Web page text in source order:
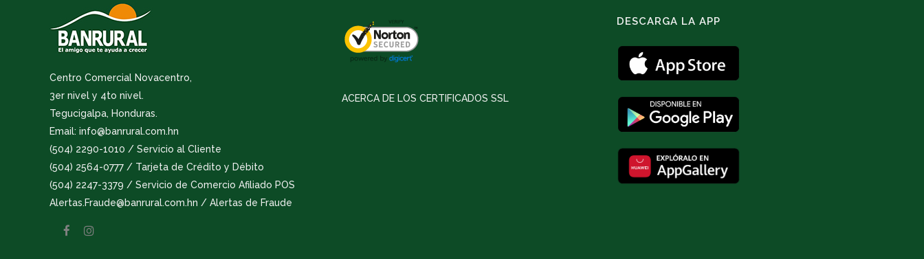
Centro Comercial Novacentro,
3er nivel y 4to nivel.
Tegucigalpa, Honduras.
Email: info@banrural.com.hn
(504) 2290-1010 / Servicio al Cliente
(504) 2564-0777 / Tarjeta de Crédito y Débito
(504) 2247-3379 / Servicio de Comercio Afiliado POS
Alertas.Fraude@banrural.com.hn / Alertas de Fraude
ACERCA DE LOS CERTIFICADOS SSL
DESCARGA LA APP